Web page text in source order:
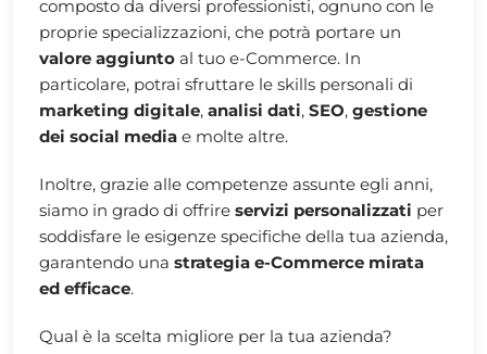
composto da diversi professionisti, ognuno con le
proprie specializzazioni, che potrà portare un
valore aggiunto al tuo e-Commerce. In
particolare, potrai sfruttare le skills personali di
marketing digitale, analisi dati, SEO, gestione
dei social media e molte altre.
Inoltre, grazie alle competenze assunte egli anni,
siamo in grado di offrire servizi personalizzati per
soddisfare le esigenze specifiche della tua azienda,
garantendo una strategia e-Commerce mirata
ed efficace.
Qual è la scelta migliore per la tua azienda?